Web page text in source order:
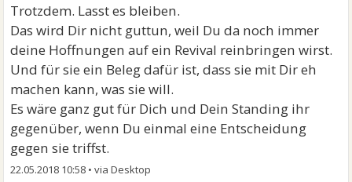
Trotzdem. Lasst es bleiben.
Das wird Dir nicht guttun, weil Du da noch immer
deine Hoffnungen auf ein Revival reinbringen wirst.
Und für sie ein Beleg dafür ist, dass sie mit Dir eh
machen kann, was sie will.
Es wäre ganz gut für Dich und Dein Standing ihr
gegenüber, wenn Du einmal eine Entscheidung
gegen sie triffst.
22.05.2018 10:58 •